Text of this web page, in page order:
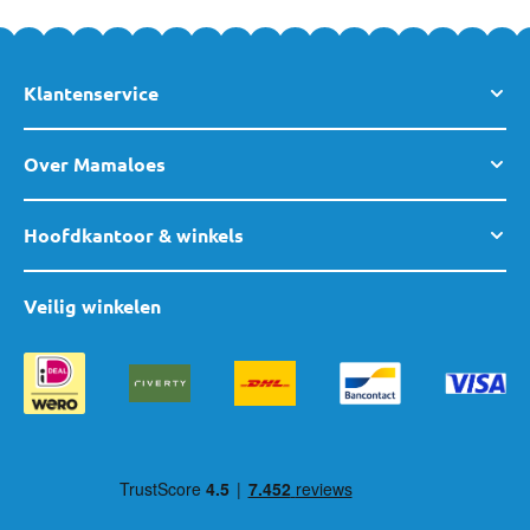
Klantenservice
Over Mamaloes
Hoofdkantoor & winkels
Veilig winkelen